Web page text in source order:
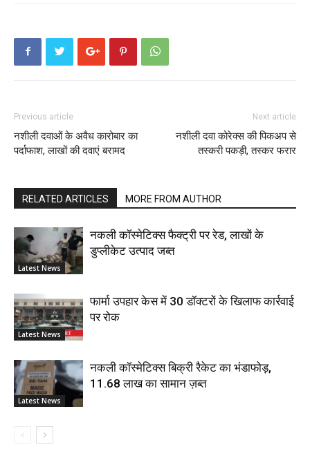
Previous article
नशीली दवाओं के अवैध कारोबार का
पर्दाफाश, लाखों की दवाएं बरामद
Next article
नशीली दवा कोरेक्स की पिकअप से
तस्करी पकड़ी, तस्कर फरार
RELATED ARTICLES MORE FROM AUTHOR
Latest News
नकली कॉस्मेटिक्स फैक्ट्री पर रेड, लाखों के
डुप्लीकेट उत्पाद जब्त
Latest News
फार्मा उपहार केस में 30 डॉक्टरों के खिलाफ कार्रवाई
पर रोक
Latest News
नकली कॉस्मेटिक्स बिक्री रैकेट का भंडाफोड़,
11.68 लाख का सामान ज़ब्त